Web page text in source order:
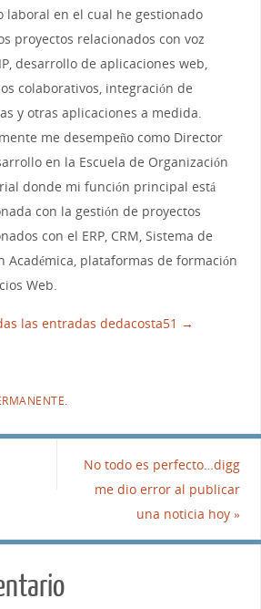
laboral en el cual he gestionado
proyectos relacionados con voz
desarrollo de aplicaciones web,
colaborativos, integración de
y otras aplicaciones a medida.
me desempeño como Director
en la Escuela de Organización
donde mi función principal está
con la gestión de proyectos
con el ERP, CRM, Sistema de
Académica, plataformas de formación
Web.
las entradas dedacosta51 →
.
No todo es perfecto…digg
me dio error al publicar
una noticia hoy»